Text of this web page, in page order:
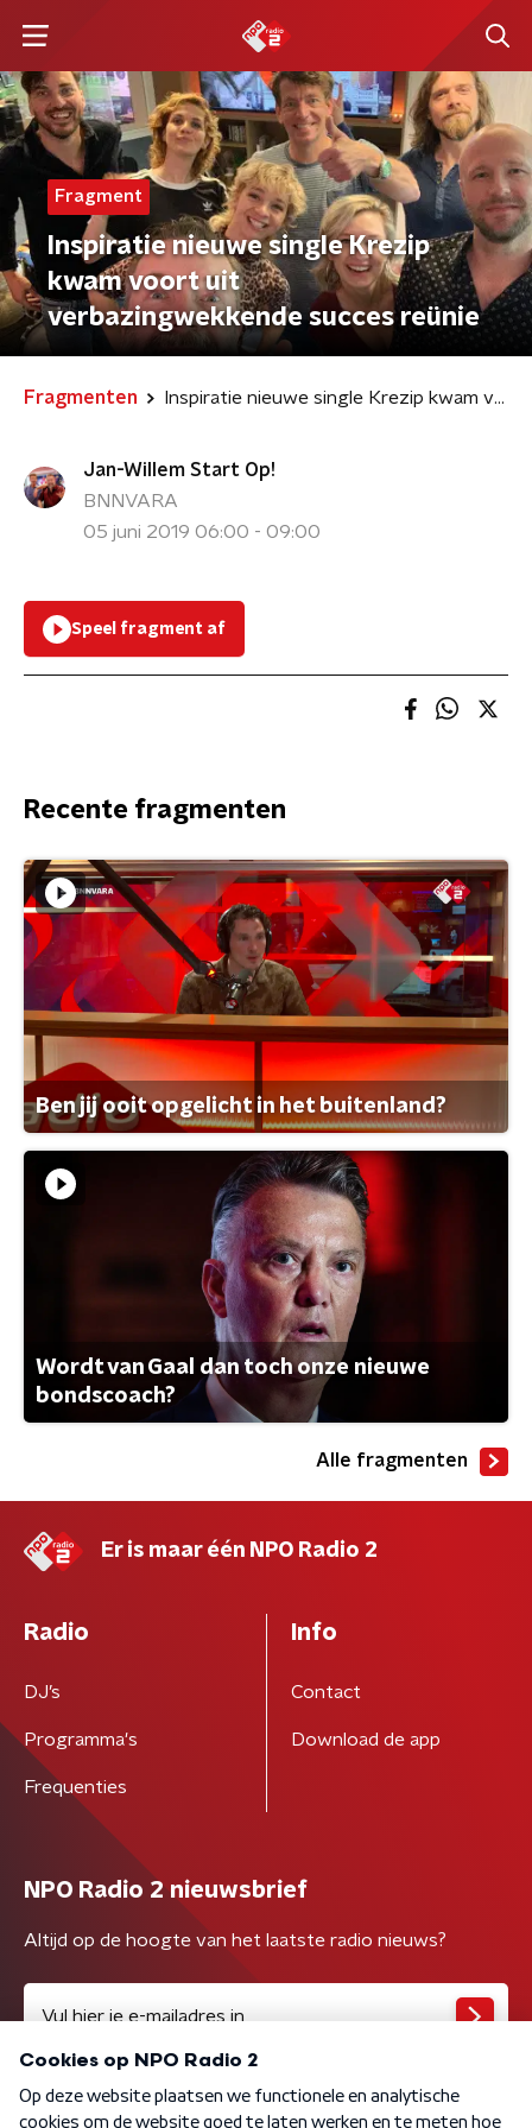
Fragment
Inspiratie nieuwe single Krezip
kwam voort uit
verbazingwekkende succes reünie
Fragmenten Inspiratie nieuwe single Krezip kwam voort uit verbazingwekkende succes reünie
Jan-Willem Start Op!
BNNVARA
05 juni 2019 06:00 - 09:00
Speel fragment af
Recente fragmenten
Ben jij ooit opgelicht in het buitenland?
Wordt van Gaal dan toch onze nieuwe
bondscoach?
Alle fragmenten
Er is maar één NPO Radio 2
Radio
DJ’s
Programma's
Frequenties
Info
Contact
Download de app
NPO Radio 2 nieuwsbrief
Altijd op de hoogte van het laatste radio nieuws?